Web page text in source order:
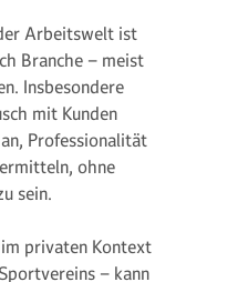
Arbeitswelt ist
Branche – meist
Insbesondere
mit Kunden
Professionalität
ohne
sein.
privaten Kontext
– kann